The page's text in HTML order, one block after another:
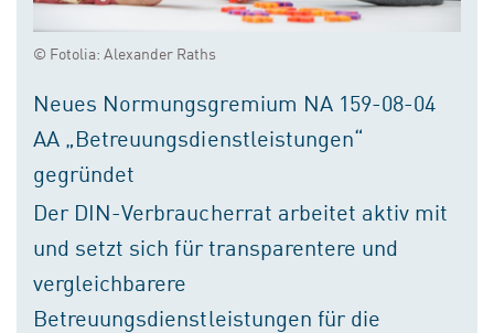
© Fotolia: Alexander Raths
Neues Normungsgremium NA 159-08-04
AA „Betreuungsdienstleistungen“
gegründet
Der DIN-Verbraucherrat arbeitet aktiv mit
und setzt sich für transparentere und
vergleichbarere
Betreuungsdienstleistungen für die